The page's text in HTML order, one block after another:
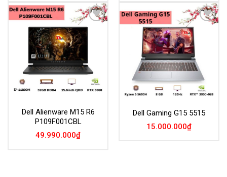
Add to
Wishlist
Dell Alienware M15 R6
P109F001CBL
49.990.000₫
Add to
Wishlist
Dell Gaming G15 5515
15.000.000₫